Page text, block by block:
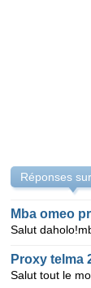
Réponses
Proxy telma